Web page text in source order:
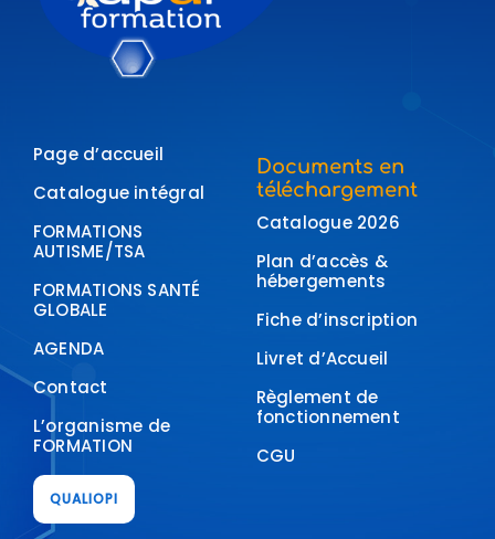
Page d’accueil
Catalogue intégral
FORMATIONS
AUTISME/TSA
FORMATIONS SANTÉ
GLOBALE
AGENDA
Contact
L’organisme de
FORMATION
QUALIOPI
Documents en
téléchargement
Catalogue 2026
Plan d’accès &
hébergements
Fiche d’inscription
Livret d’Accueil
Règlement de
fonctionnement
CGU